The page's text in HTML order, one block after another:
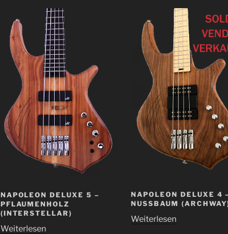
NAPOLEON DELUXE 5 –
PFLAUMENHOLZ
(INTERSTELLAR)
Weiterlesen
NAPOLEON DELUXE 4 –
NUSSBAUM
Weiterlesen